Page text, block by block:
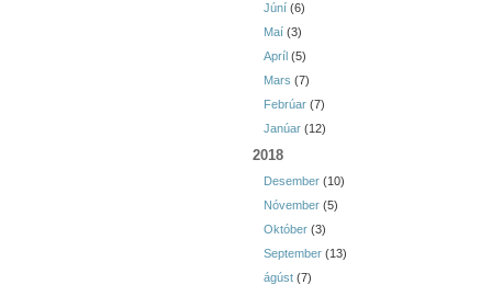
Júní (6)
Maí (3)
Apríl (5)
Mars (7)
Febrúar (7)
Janúar (12)
2018
Desember (10)
Nóvember (5)
Október (3)
September (13)
ágúst (7)